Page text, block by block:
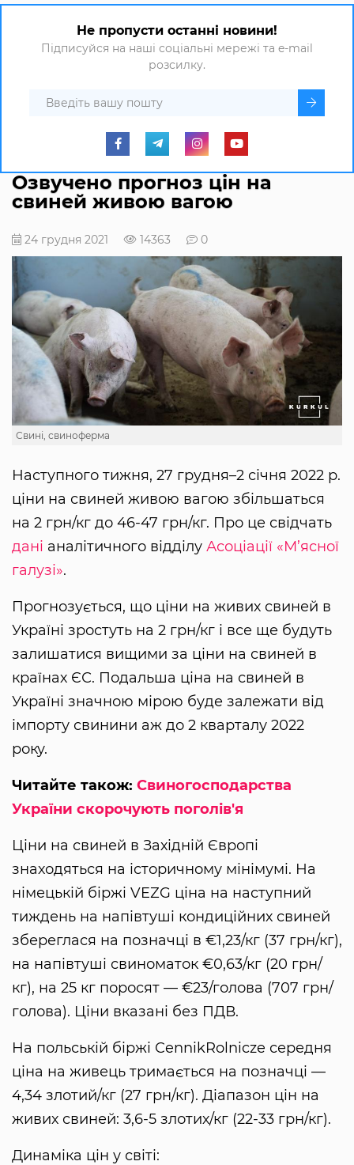
Не пропусти останні новини!
Підписуйся на наші соціальні мережі та e-mail
розсилку.
Озвучено прогноз цін на
свиней живою вагою
24 грудня 2021 14363 0
Свині, свиноферма
Наступного тижня, 27 грудня–2 січня 2022 р.
ціни на свиней живою вагою збільшаться
на 2 грн/кг до 46-47 грн/кг. Про це свідчать
дані аналітичного відділу Асоціації «М’ясної
галузі».
Прогнозується, що ціни на живих свиней в
Україні зростуть на 2 грн/кг і все ще будуть
залишатися вищими за ціни на свиней в
країнах ЄС. Подальша ціна на свиней в
Україні значною мірою буде залежати від
імпорту свинини аж до 2 кварталу 2022
року.
Читайте також: Свиногосподарства
України скорочують поголів'я
Ціни на свиней в Західній Європі
знаходяться на історичному мінімумі. На
німецькій біржі VEZG ціна на наступний
тиждень на напівтуші кондиційних свиней
збереглася на позначці в €1,23/кг (37 грн/кг),
на напівтуші свиноматок €0,63/кг (20 грн/
кг), на 25 кг поросят — €23/голова (707 грн/
голова). Ціни вказані без ПДВ.
На польській біржі CennikRolnicze середня
ціна на живець тримається на позначці —
4,34 злотий/кг (27 грн/кг). Діапазон цін на
живих свиней: 3,6-5 злотих/кг (22-33 грн/кг).
Динаміка цін у світі: